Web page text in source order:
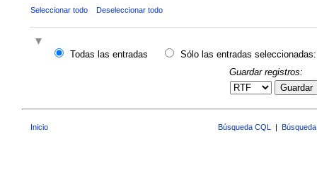
Seleccionar todo Deseleccionar todo
Todas las entradas
Sólo las entradas seleccionadas:
Guardar registros:
Guardar
Inicio Búsqueda CQL